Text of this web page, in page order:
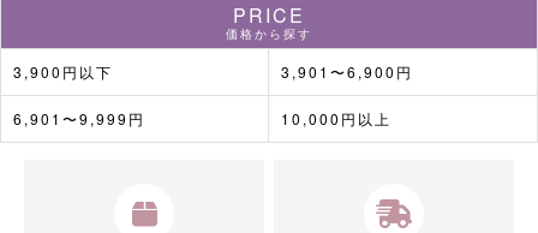
PRICE
価格から探す
3,900円以下 3,901〜6,900円
6,901〜9,999円 10,000円以上